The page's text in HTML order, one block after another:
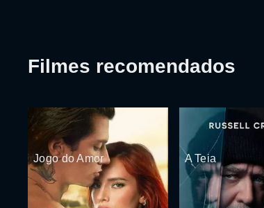
Filmes recomendados
Jogo do Amor A Teia